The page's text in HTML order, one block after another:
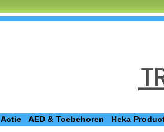
Actie AED & Toebehoren Heka